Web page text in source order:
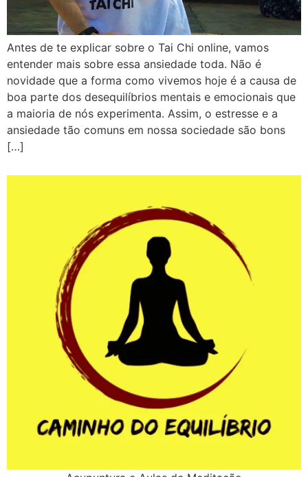
Antes de te explicar sobre o Tai Chi online, vamos
entender mais sobre essa ansiedade toda. Não é
novidade que a forma como vivemos hoje é a causa de
boa parte dos desequilíbrios mentais e emocionais que
a maioria de nós experimenta. Assim, o estresse e a
ansiedade tão comuns em nossa sociedade são bons
[…]